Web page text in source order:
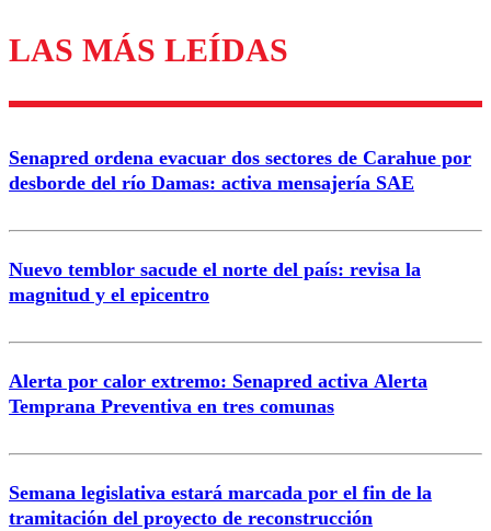
Los comentarios son moderados para garantizar un
diálogo respetuoso.
Correo
LAS MÁS LEÍDAS
Senapred ordena evacuar dos sectores de Carahue por
desborde del río Damas: activa mensajería SAE
Nuevo temblor sacude el norte del país: revisa la
magnitud y el epicentro
Alerta por calor extremo: Senapred activa Alerta
Temprana Preventiva en tres comunas
Semana legislativa estará marcada por el fin de la
tramitación del proyecto de reconstrucción